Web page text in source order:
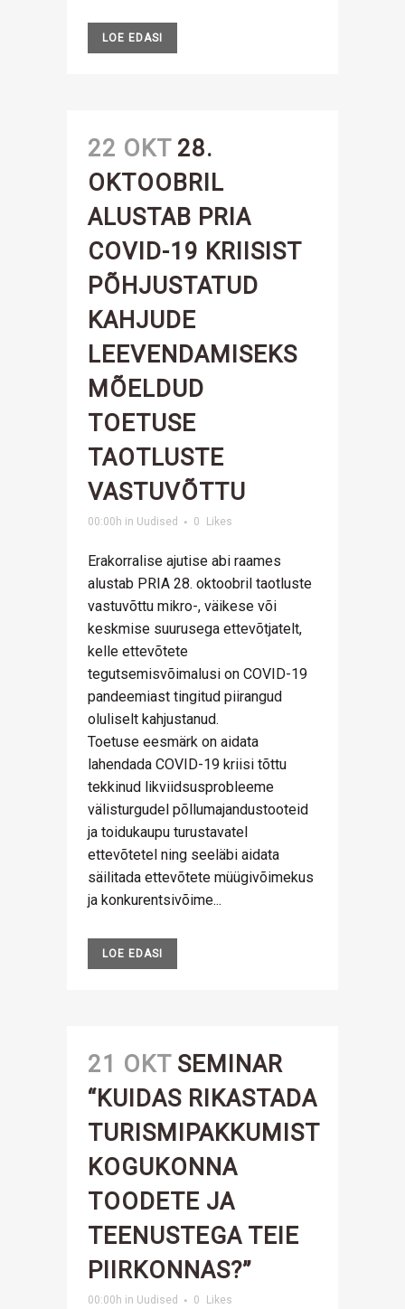
LOE EDASI
22 OKT 28.
OKTOOBRIL
ALUSTAB PRIA
COVID-19 KRIISIST
PÕHJUSTATUD
KAHJUDE
LEEVENDAMISEKS
MÕELDUD
TOETUSE
TAOTLUSTE
VASTUVÕTTU
00:00h in Uudised 0 Likes
Erakorralise ajutise abi raames
alustab PRIA 28. oktoobril taotluste
vastuvõttu mikro-, väikese või
keskmise suurusega ettevõtjatelt,
kelle ettevõtete
tegutsemisvõimalusi on COVID-19
pandeemiast tingitud piirangud
oluliselt kahjustanud.
Toetuse eesmärk on aidata
lahendada COVID-19 kriisi tõttu
tekkinud likviidsusprobleeme
välisturgudel põllumajandustooteid
ja toidukaupu turustavatel
ettevõtetel ning seeläbi aidata
säilitada ettevõtete müügivõimekus
ja konkurentsivõime...
LOE EDASI
21 OKT SEMINAR
“KUIDAS RIKASTADA
TURISMIPAKKUMIST
KOGUKONNA
TOODETE JA
TEENUSTEGA TEIE
PIIRKONNAS?”
00:00h in Uudised 0 Likes